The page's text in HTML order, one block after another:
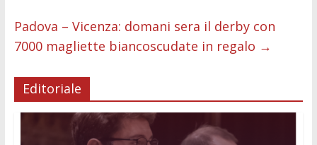
k p er
Padova – Vicenza: domani sera il derby con
7000 magliette biancoscudate in regalo →
Editoriale